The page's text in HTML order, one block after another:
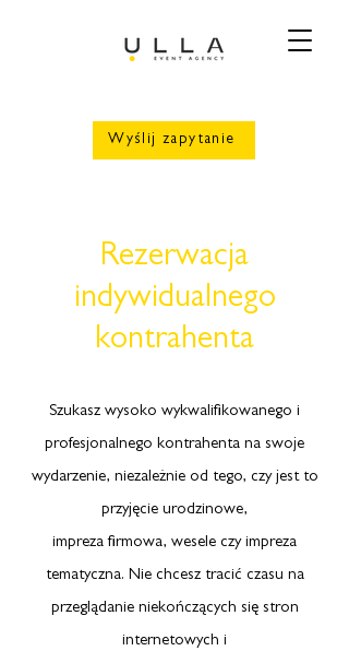
Wyślij zapytanie
Rezerwacja
indywidualnego
kontrahenta
Szukasz wysoko wykwalifikowanego i
profesjonalnego kontrahenta na swoje
wydarzenie, niezależnie od tego, czy jest to
przyjęcie urodzinowe,
impreza firmowa, wesele czy impreza
tematyczna. Nie chcesz tracić czasu na
przeglądanie niekończących się stron
internetowych i